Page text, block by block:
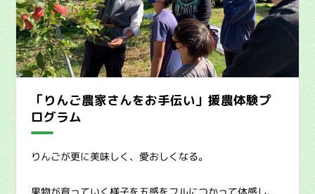
「りんご農家さんをお手伝い」援農体験プ
ログラム
りんごが更に美味しく、愛おしくなる。